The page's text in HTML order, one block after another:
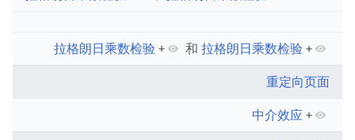
拉格朗日乘数检验 + 和 拉格朗日乘数检验 +
重定向页面
中介效应 +